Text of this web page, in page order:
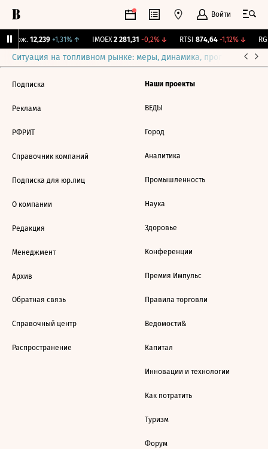
Войти
Бирж. 12,239 +1,31%↑ IMOEX 2 281,31 -0,2%↓ RTSI 874,64 -1,12%↓
Ситуация на топливном рынке: меры, динамика, прогнозы
Подписка
Реклама
РФРИТ
Справочник компаний
Подписка для юр.лиц
О компании
Редакция
Менеджмент
Архив
Обратная связь
Справочный центр
Распространение
Наши проекты
ВЕДЫ
Город
Аналитика
Промышленность
Наука
Здоровье
Конференции
Премия Импульс
Правила торговли
Ведомости&
Капитал
Инновации и технологии
Как потратить
Туризм
Форум